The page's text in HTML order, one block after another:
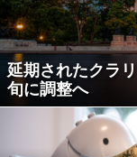
延期されたクラ
旬に調整へ